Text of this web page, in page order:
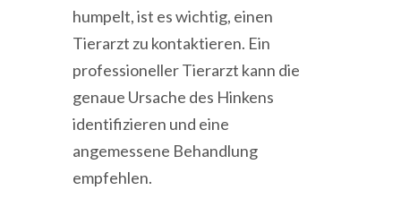
humpelt, ist es wichtig, einen
Tierarzt zu kontaktieren. Ein
professioneller Tierarzt kann die
genaue Ursache des Hinkens
identifizieren und eine
angemessene Behandlung
empfehlen.